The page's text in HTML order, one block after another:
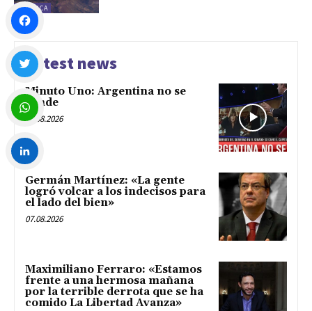
POLÍTICA
Latest news
Minuto Uno: Argentina no se
vende
07.08.2026
Germán Martínez: «La gente
logró volcar a los indecisos para
el lado del bien»
07.08.2026
Maximiliano Ferraro: «Estamos
frente a una hermosa mañana
por la terrible derrota que se ha
comido La Libertad Avanza»
Facebook
Twitter
WhatsApp
LinkedIn